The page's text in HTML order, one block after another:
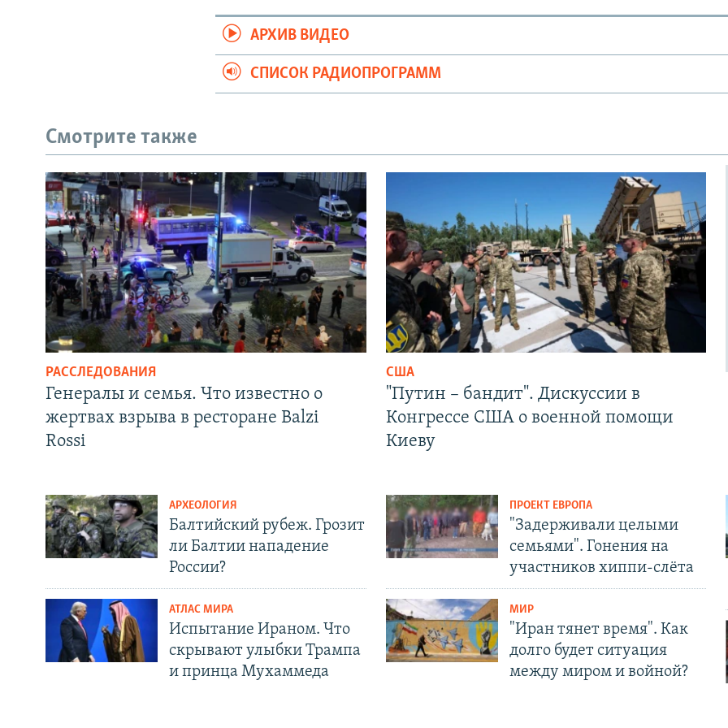
АРХИВ ВИДЕО
СПИСОК РАДИОПРОГРАММ
Смотрите также
РАССЛЕДОВАНИЯ
Генералы и семья. Что известно о
жертвах взрыва в ресторане Balzi
Rossi
США
"Путин – бандит". Дискуссии в
Конгрессе США о военной помощи
Киеву
АРХЕОЛОГИЯ
Балтийский рубеж. Грозит
ли Балтии нападение
России?
АТЛАС МИРА
Испытание Ираном. Что
скрывают улыбки Трампа
и принца Мухаммеда
ПРОЕКТ ЕВРОПА
"Задерживали целыми
семьями". Гонения на
участников хиппи-слёта
МИР
"Иран тянет время". Как
долго будет ситуация
между миром и войной?